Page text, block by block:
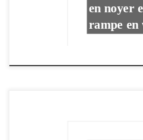
en noyer
rampe en